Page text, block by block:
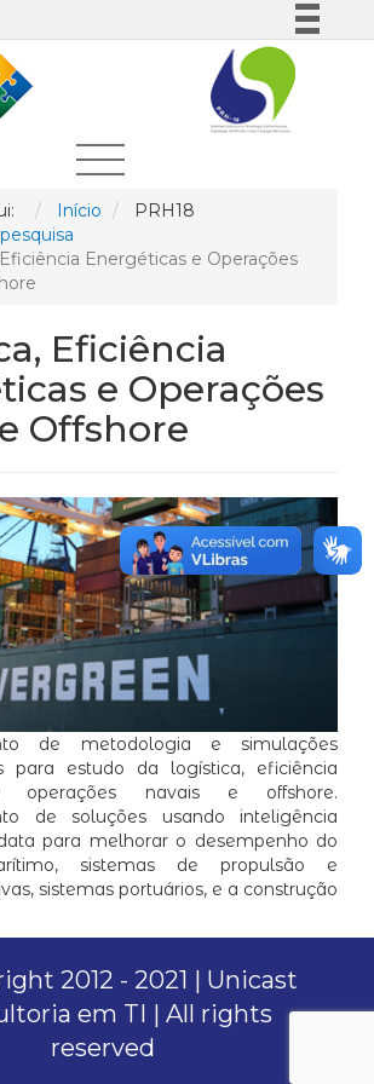
Simplifique!
Comunica BR
Participe
Legislação
Início
PRH18
Energéticas e Operações
Eficiência
e Operações
Offshore
de metodologia e simulações
para estudo da logística, eficiência
operações navais e offshore.
de soluções usando inteligência
para melhorar o desempenho do
sistemas de propulsão e
sistemas portuários, e a construção
2012 - 2021 | Unicast
em TI | All rights
reserved